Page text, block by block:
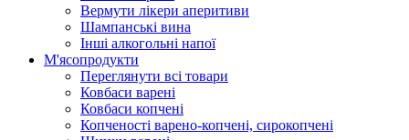
Вермути лікери аперитиви
Шампанські вина
Інші алкогольні напої
М'ясопродукти
Переглянути всі товари
Ковбаси варені
Ковбаси копчені
Копченості варено-копчені, сирокопчені